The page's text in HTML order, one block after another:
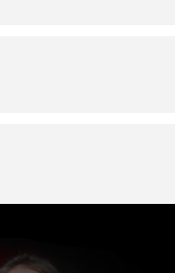
che hanno